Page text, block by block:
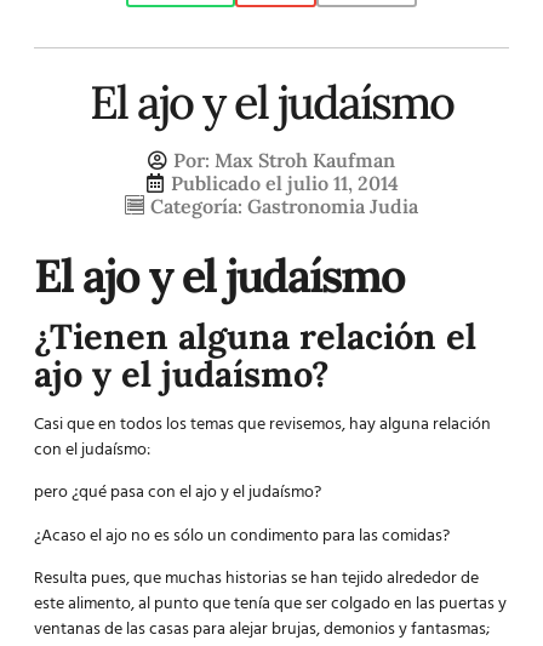
El ajo y el judaísmo
Por: Max Stroh Kaufman
Publicado el julio 11, 2014
Categoría: Gastronomia Judia
El ajo y el judaísmo
¿Tienen alguna relación el
ajo y el judaísmo?
Casi que en todos los temas que revisemos, hay alguna relación
con el judaísmo:
pero ¿qué pasa con el ajo y el judaísmo?
¿Acaso el ajo no es sólo un condimento para las comidas?
Resulta pues, que muchas historias se han tejido alrededor de
este alimento, al punto que tenía que ser colgado en las puertas y
ventanas de las casas para alejarbrujas, demonios y fantasmas;